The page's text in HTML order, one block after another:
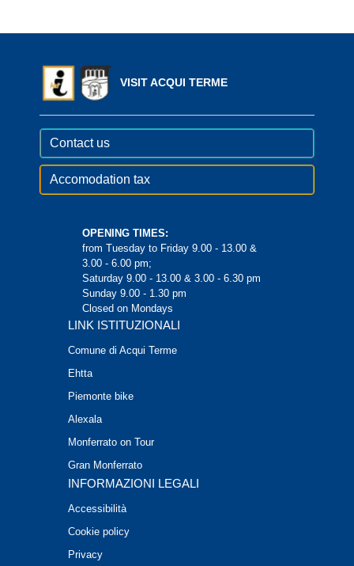
VISIT ACQUI TERME
Contact us
Accomodation tax
OPENING TIMES:
from Tuesday to Friday 9.00 - 13.00 &
3.00 - 6.00 pm;
Saturday 9.00 - 13.00 & 3.00 - 6.30 pm
Sunday 9.00 - 1.30 pm
Closed on Mondays
LINK ISTITUZIONALI
Comune di Acqui Terme
Ehtta
Piemonte bike
Alexala
Monferrato on Tour
Gran Monferrato
INFORMAZIONI LEGALI
Accessibilità
Cookie policy
Privacy